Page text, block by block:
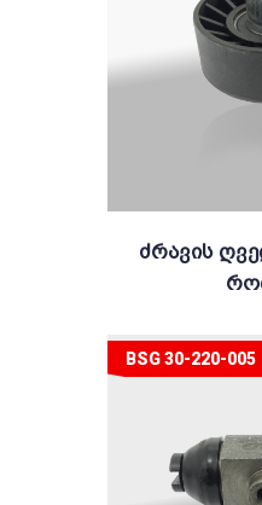
Ძრავის
BSG 30-220-005